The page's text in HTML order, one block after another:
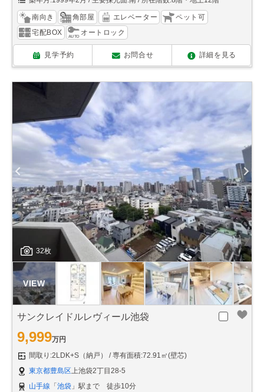
南向き 角部屋 エレベーター
ペット可
宅配BOX
オートロック
見学予約 お問合せ 詳細を見る
32枚
サンクレイドルレヴィール池袋
9,999万円
間取り:2LDK+S（納戸）
専有面積:72.91㎡(壁芯)
東京都豊島区上池袋2丁目28-5
山手線 「 池袋 」駅まで 徒歩10分